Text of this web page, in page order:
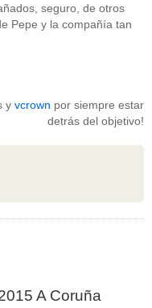
seguro, de otros
Pepe y la compañía tan
y vcrown por siempre estar
detrás del objetivo!
A Coruña